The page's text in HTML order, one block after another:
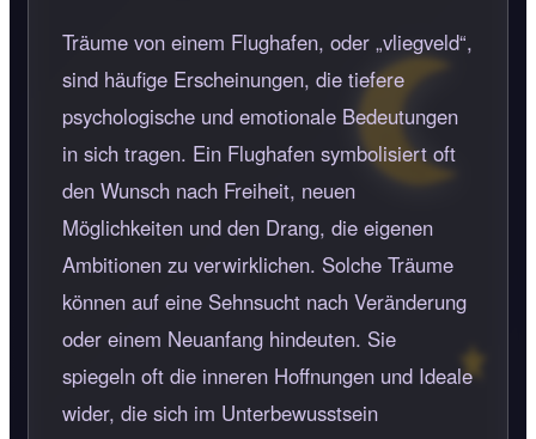
Träume von einem Flughafen, oder vliegveld ,
sind häufige Erscheinungen, die tiefere
psychologische und emotionale Bedeutungen
in sich tragen. Ein Flughafen symbolisiert oft
den Wunsch nach Freiheit, neuen
Möglichkeiten und den Drang, die eigenen
Ambitionen zu verwirklichen. Solche Träume
können auf eine Sehnsucht nach Veränderung
oder einem Neuanfang hindeuten. Sie
spiegeln oft die inneren Hoffnungen und Ideale
wider, die sich im Unterbewusstsein